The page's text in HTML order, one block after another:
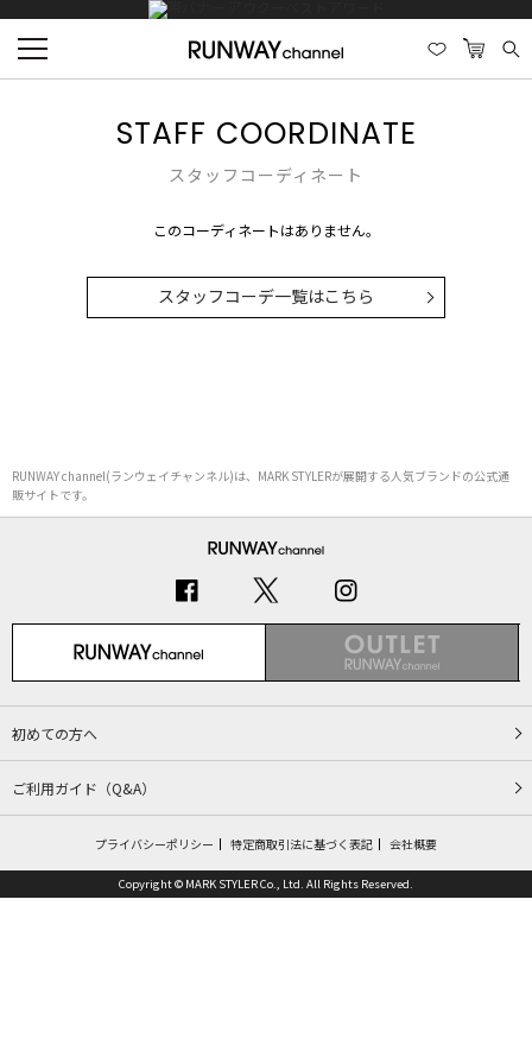
STAFF COORDINATE
スタッフコーディネート
このコーディネートはありません。
スタッフコーデ一覧はこちら
RUNWAY channel(ランウェイチャンネル)は、MARK STYLERが展開する人気ブランドの公式通
販サイトです。
初めての方へ
ご利用ガイド（Q&A）
プライバシーポリシー 特定商取引法に基づく表記 会社概要
Copyright © MARK STYLER Co., Ltd. All Rights Reserved.